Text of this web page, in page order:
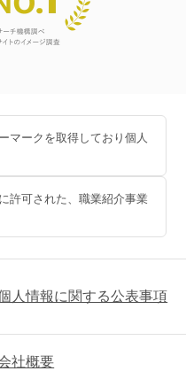
マークを取得しており個人
許可された、職業紹介事業
人情報に関する公表事項
社概要